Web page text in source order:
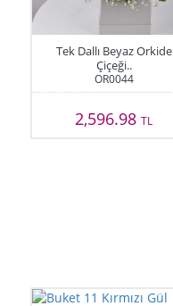
Tek Dallı Beyaz Orkide
Çiçeği..
OR0044
2,596.98TL